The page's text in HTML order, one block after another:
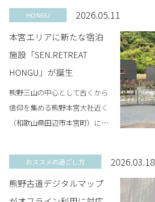
（SEN.RETREAT TAKIJIRI）を公
開しました。 透き通る川での川
遊びや、木...
HONGU 2026.05.11
本宮エリアに新たな宿泊
施設「SEN.RETREAT
HONGU」が誕生
熊野三山の中心として古くから
信仰を集める熊野本宮大社近く
（和歌山県田辺市本宮町）に5
となる新たな宿泊施設
「SEN.RETREAT HONGU（セ
ン・リト...
おススメの過ごし方 2026.03.18
熊野古道デジタルマップ